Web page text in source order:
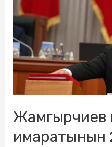
Жамгырчиев
имаратынын